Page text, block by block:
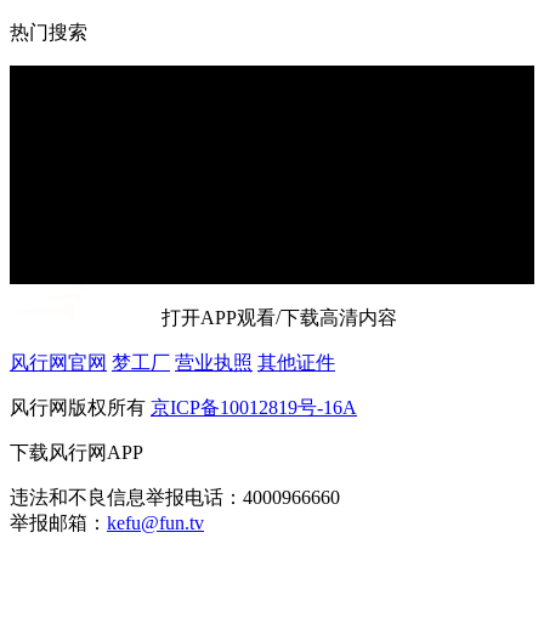
热门搜索
打开APP观看/下载高清内容
风行网官网 梦工厂 营业执照 其他证件
风行网版权所有 京ICP备10012819号-16A
下载风行网APP
违法和不良信息举报电话：4000966660
举报邮箱： kefu@fun.tv